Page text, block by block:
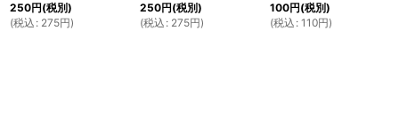
250円(税別)
(税込 : 275円)
250円(税別)
(税込 : 275円)
100円(税別)
(税込 : 110円)